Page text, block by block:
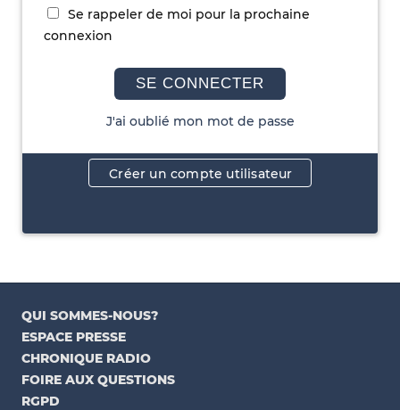
Se rappeler de moi pour la prochaine
connexion
SE CONNECTER
J'ai oublié mon mot de passe
Créer un compte utilisateur
QUI SOMMES-NOUS?
ESPACE PRESSE
CHRONIQUE RADIO
FOIRE AUX QUESTIONS
RGPD